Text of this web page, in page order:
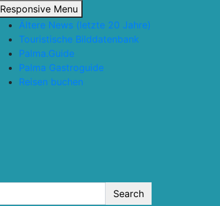
Responsive Menu
Ältere News (letzte 20 Jahre)
Touristische Bilddatenbank
Palma.Guide
Palma Gastroguide
Reisen buchen
Search